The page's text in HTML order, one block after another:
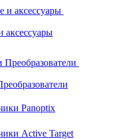
и аксессуары
Преобразователи
Panoptix
Active Target